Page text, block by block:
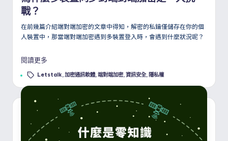
戰？
在前幾篇介紹端對端加密的文章中得知，解密的私鑰僅儲存在你的個
人裝置中，那當端對端加密遇到多裝置登入時，會遇到什麼狀況呢？
閱讀更多
Tags: Letstalk,加密通訊軟體,端對端加密,資訊安全, 隱私權